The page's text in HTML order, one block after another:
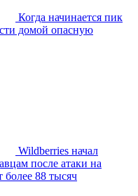
Когда начинается пик
домой опасную
Wildberries начал
после атаки на
более 88 тысяч